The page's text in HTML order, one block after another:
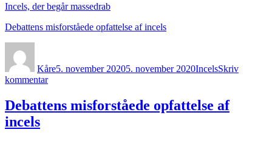
Incels, der begår massedrab
Debattens misforståede opfattelse af incels
Kåre5. november 20205. november 2020IncelsSkriv
kommentartil
incels
Debattens misforståede opfattelse af
incels